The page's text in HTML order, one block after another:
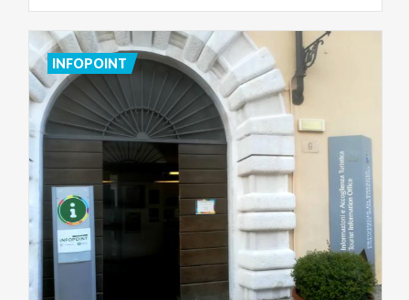
INFOPOINT